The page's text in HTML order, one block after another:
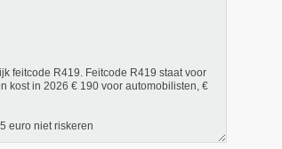
feitcode R419. Feitcode R419 staat voor
kost in 2026 € 190 voor automobilisten, €
euro niet riskeren